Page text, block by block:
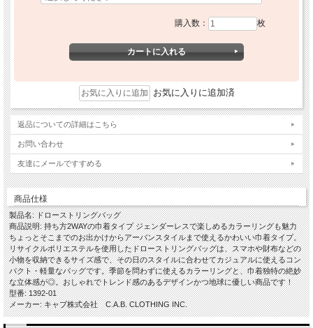
購入数： 枚
お気に入りに追加済
返品についての詳細はこちら
お問い合わせ
友達にメールですすめる
商品仕様
製品名: ドローストリングバッグ
商品説明: 持ち方2WAYの巾着タイプ ジェンダーレスで楽しめるカラーリングも魅力
ちょっとそこまでのお出かけからアーバンスタイルまで使えるかわいい巾着タイプ。
リサイクルポリエステルを使用したドローストリングバッグは、スマホや財布などの
小物を収納できるサイズ感で、その日のスタイルに合わせてカジュアルに使えるコン
パクト・軽量なバッグです。季節を問わずに使えるカラーリングと、巾着独特の絶妙
な立体感が◎。おしゃれでトレンド感のあるデザインかつ地球に優しい商品です！
型番: 1392-01
メーカー: キャブ株式会社 C.A.B. CLOTHING INC.